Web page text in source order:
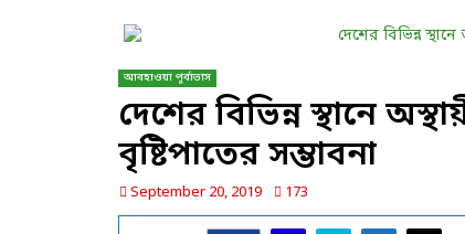
আবহাওয়া পূর্বাভাস
দেশের বিভিন্ন স্থানে
বৃষ্টিপাতের সম্ভাবনা
September 20, 2019 173